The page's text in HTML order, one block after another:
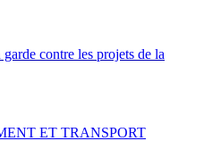
contre les projets de la
ET TRANSPORT